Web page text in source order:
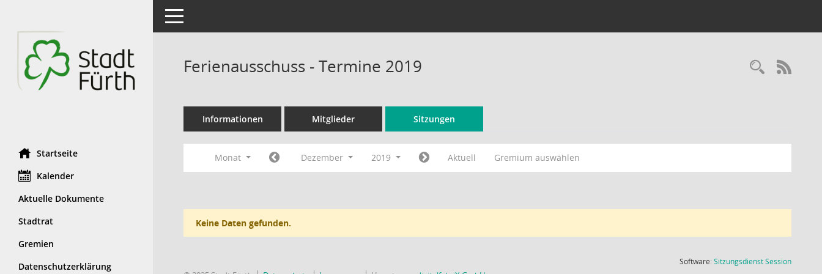
Startseite
Kalender
Aktuelle Dokumente
Stadtrat
Gremien
Datenschutzerklärung
Toggle navigation
Ferienausschuss - Termine 2019
Informationen Mitglieder Sitzungen
Monat Dezember 2019 Aktuell Gremium auswählen
Keine Daten gefunden.
Software:SitzungsdienstSession(Wird in